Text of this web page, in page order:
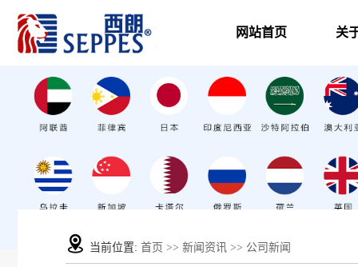
网站首页 关
当前位置: 首页 >> 新闻资讯 >> 公司新闻